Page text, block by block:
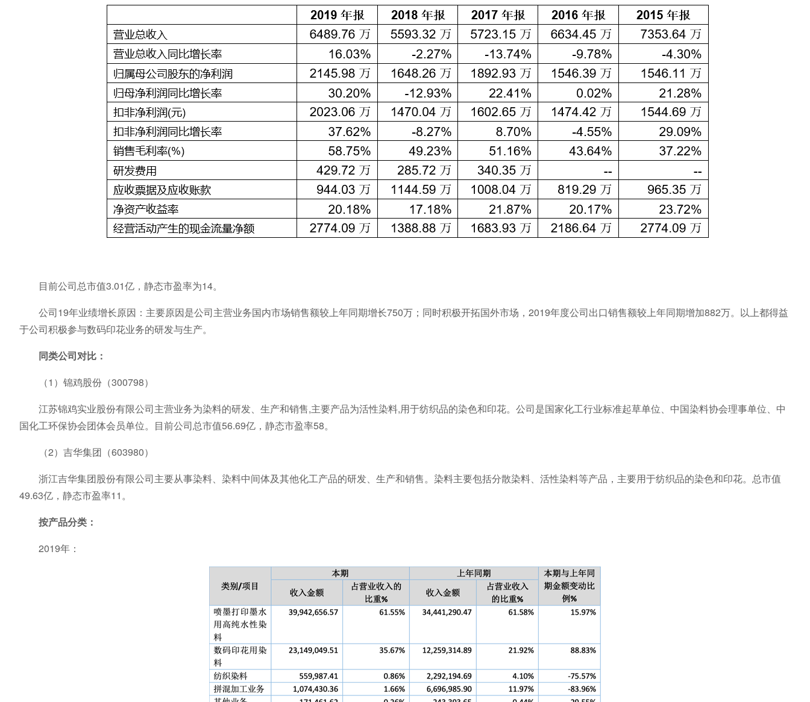
目前公司总市值3.01亿，静态市盈率为14。
公司19年业绩增长原因：主要原因是公司主营业务国内市场销售额较上年同期增长750万；同时积极开拓国外市场，2019年度公司出口销售额较上年同期增加882万。以上都得益
于公司积极参与数码印花业务的研发与生产。
同类公司对比：
（1）锦鸡股份（300798）
江苏锦鸡实业股份有限公司主营业务为染料的研发、生产和销售,主要产品为活性染料,用于纺织品的染色和印花。公司是国家化工行业标准起草单位、中国染料协会理事单位、中
国化工环保协会团体会员单位。目前公司总市值56.69亿，静态市盈率58。
（2）吉华集团（603980）
浙江吉华集团股份有限公司主要从事染料、染料中间体及其他化工产品的研发、生产和销售。染料主要包括分散染料、活性染料等产品，主要用于纺织品的染色和印花。总市值
49.63亿，静态市盈率11。
按产品分类：
2019年：